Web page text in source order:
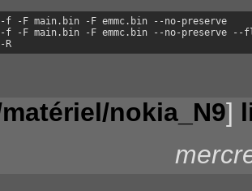
-F main.bin -F emmc.bin --no-preserve
-F main.bin -F emmc.bin --no-preserve --
R
nokia_N9]